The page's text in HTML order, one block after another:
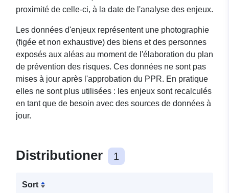
proximité de celle-ci, à la date de l'analyse des enjeux.
Les données d'enjeux représentent une photographie
(figée et non exhaustive) des biens et des personnes
exposés aux aléas au moment de l'élaboration du plan
de prévention des risques. Ces données ne sont pas
mises à jour après l'approbation du PPR. En pratique
elles ne sont plus utilisées : les enjeux sont recalculés
en tant que de besoin avec des sources de données à
jour.
Distributioner 1
Sort